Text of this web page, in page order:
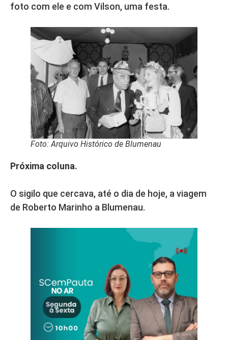
foto com ele e com Vilson, uma festa.
Foto: Arquivo Histórico de Blumenau
Próxima coluna.
O sigilo que cercava, até o dia de hoje, a viagem
de Roberto Marinho a Blumenau.